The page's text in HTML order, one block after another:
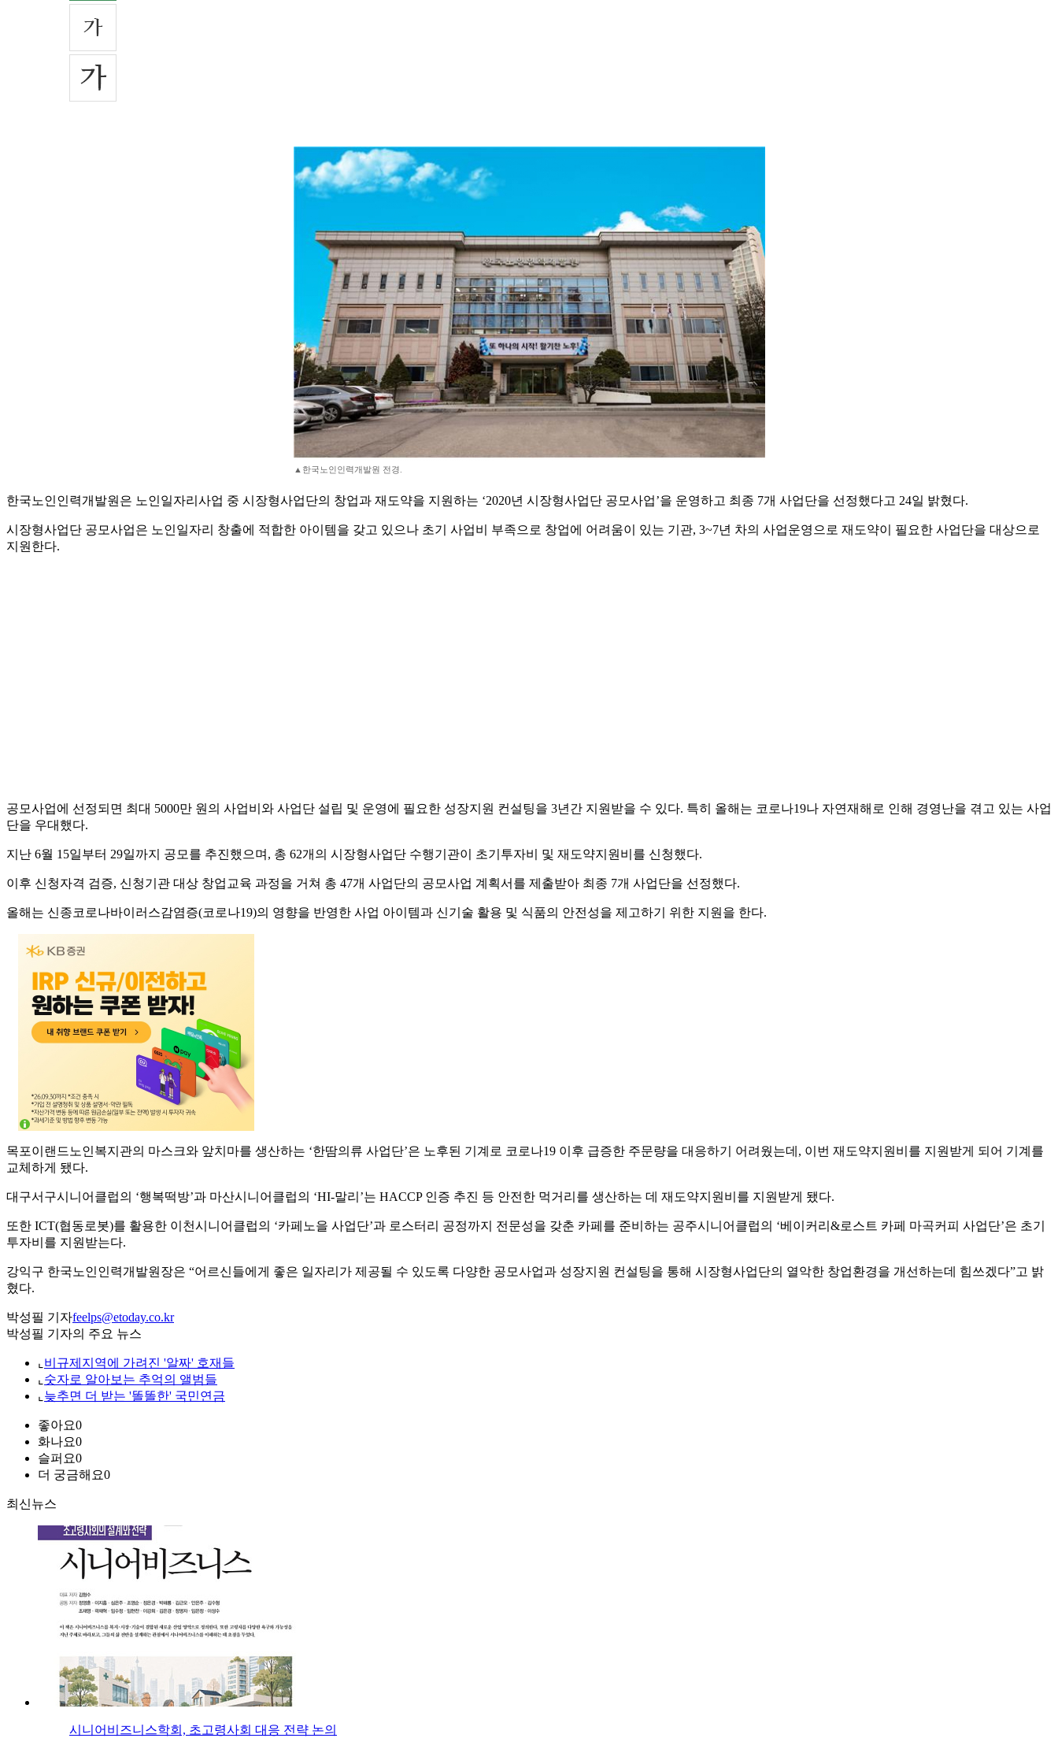
▲한국노인인력개발원 전경.
한국노인인력개발원은 노인일자리사업 중 시장형사업단의 창업과 재도약을 지원하는 ‘2020년 시장형사업단 공모사업’을 운영하고 최종 7개 사업단을 선정했다고 24일 밝혔다.
시장형사업단 공모사업은 노인일자리 창출에 적합한 아이템을 갖고 있으나 초기 사업비 부족으로 창업에 어려움이 있는 기관, 3~7년 차의 사업운영으로 재도약이 필요한 사업단을 대상으로
지원한다.
공모사업에 선정되면 최대 5000만 원의 사업비와 사업단 설립 및 운영에 필요한 성장지원 컨설팅을 3년간 지원받을 수 있다. 특히 올해는 코로나19나 자연재해로 인해 경영난을 겪고 있는 사업
단을 우대했다.
지난 6월 15일부터 29일까지 공모를 추진했으며, 총 62개의 시장형사업단 수행기관이 초기투자비 및 재도약지원비를 신청했다.
이후 신청자격 검증, 신청기관 대상 창업교육 과정을 거쳐 총 47개 사업단의 공모사업 계획서를 제출받아 최종 7개 사업단을 선정했다.
올해는 신종코로나바이러스감염증(코로나19)의 영향을 반영한 사업 아이템과 신기술 활용 및 식품의 안전성을 제고하기 위한 지원을 한다.
목포이랜드노인복지관의 마스크와 앞치마를 생산하는 ‘한땀의류 사업단’은 노후된 기계로 코로나19 이후 급증한 주문량을 대응하기 어려웠는데, 이번 재도약지원비를 지원받게 되어 기계를
교체하게 됐다.
대구서구시니어클럽의 ‘행복떡방’과 마산시니어클럽의 ‘HI-말리’는 HACCP 인증 추진 등 안전한 먹거리를 생산하는 데 재도약지원비를 지원받게 됐다.
또한 ICT(협동로봇)를 활용한 이천시니어클럽의 ‘카페노을 사업단’과 로스터리 공정까지 전문성을 갖춘 카페를 준비하는 공주시니어클럽의 ‘베이커리&로스트 카페 마곡커피 사업단’은 초기
투자비를 지원받는다.
강익구 한국노인인력개발원장은 “어르신들에게 좋은 일자리가 제공될 수 있도록 다양한 공모사업과 성장지원 컨설팅을 통해 시장형사업단의 열악한 창업환경을 개선하는데 힘쓰겠다”고 밝
혔다.
박성필 기자feelps@etoday.co.kr
박성필 기자의 주요 뉴스
⌞ 비규제지역에 가려진 '알짜' 호재들
⌞ 숫자로 알아보는 추억의 앨범들
⌞ 늦추면 더 받는 '똘똘한' 국민연금
좋아요0
화나요0
슬퍼요0
더 궁금해요0
최신뉴스
시니어비즈니스학회, 초고령사회 대응 전략 논의